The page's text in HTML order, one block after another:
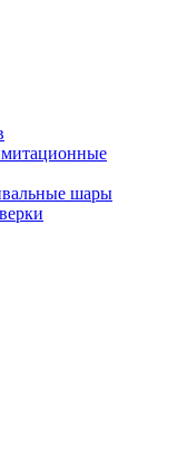
шары